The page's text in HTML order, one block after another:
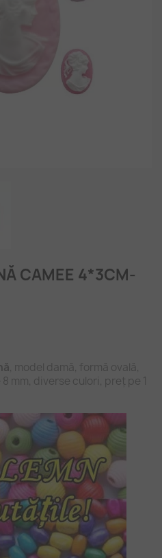
CAMEE 4*3CM-
, model damă, formă ovală,
mm, diverse culori, preț pe 1